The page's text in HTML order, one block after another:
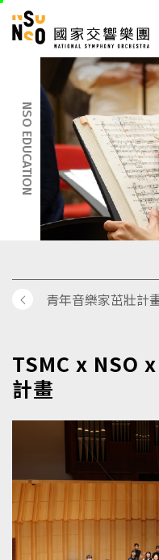
跳
:::
NSO EDUCATION
青年音樂家茁壯計
TSMC x NSO
計畫